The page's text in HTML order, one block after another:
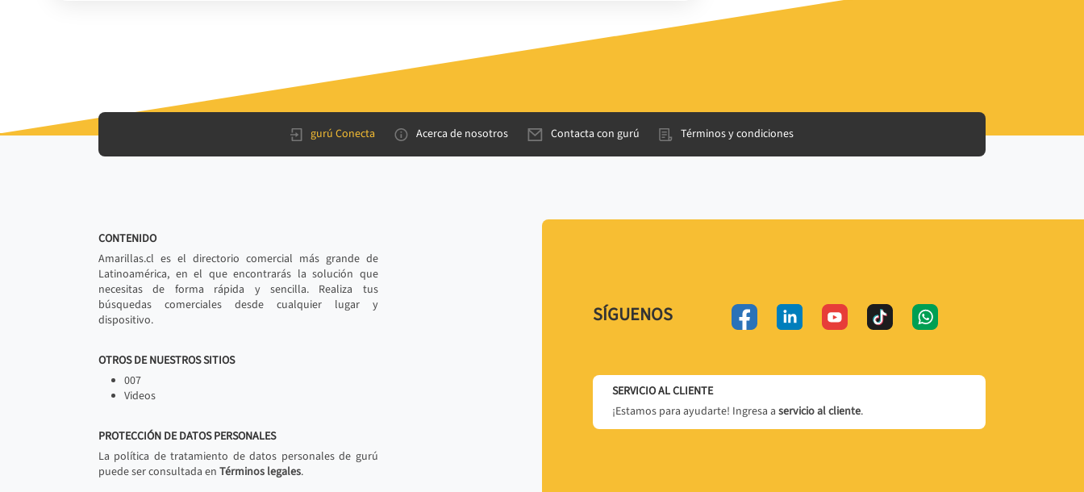
gurú Conecta Acerca de nosotros Contacta con gurú Términos y condiciones
CONTENIDO
Amarillas.cl es el directorio comercial más grande de
Latinoamérica, en el que encontrarás la solución que
necesitas de forma rápida y sencilla. Realiza tus
búsquedas comerciales desde cualquier lugar y
dispositivo.
OTROS DE NUESTROS SITIOS
007
Videos
PROTECCIÓN DE DATOS PERSONALES
La política de tratamiento de datos personales de gurú
puede ser consultada en Términos legales.
SÍGUENOS
SERVICIO AL CLIENTE
¡Estamos para ayudarte! Ingresa a servicio al cliente.